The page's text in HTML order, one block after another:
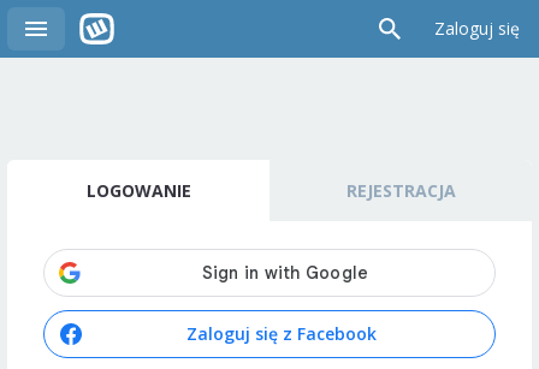
Zaloguj się
LOGOWANIE REJESTRACJA
Zaloguj się z Facebook